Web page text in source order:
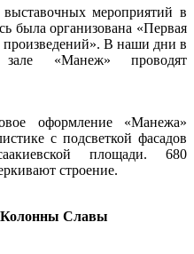
выставочных мероприятий в
была организована «Первая
произведений». В наши дни в
зале «Манеж» проводят
оформление «Манежа»
с подсветкой фасадов
площади. 680
строение.
Колонны Славы